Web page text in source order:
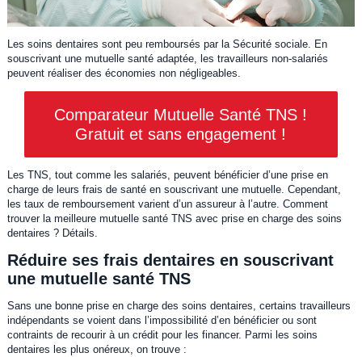
Les soins dentaires sont peu remboursés par la Sécurité sociale. En
souscrivant une mutuelle santé adaptée, les travailleurs non-salariés
peuvent réaliser des économies non négligeables.
Comparateur Mutuelle Santé TNS !
Gratuit et sans engagement !
Les TNS, tout comme les salariés, peuvent bénéficier d’une prise en
charge de leurs frais de santé en souscrivant une mutuelle. Cependant,
les taux de remboursement varient d’un assureur à l’autre. Comment
trouver la meilleure mutuelle santé TNS avec prise en charge des soins
dentaires ? Détails.
Réduire ses frais dentaires en souscrivant
une mutuelle santé TNS
Sans une bonne prise en charge des soins dentaires, certains travailleurs
indépendants se voient dans l’impossibilité d’en bénéficier ou sont
contraints de recourir à un crédit pour les financer. Parmi les soins
dentaires les plus onéreux, on trouve :